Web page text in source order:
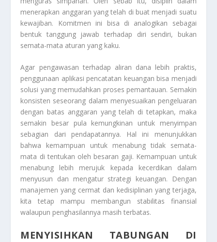
menerapkan anggaran yang telah di buat menjadi suatu
kewajiban. Komitmen ini bisa di analogikan sebagai
bentuk tanggung jawab terhadap diri sendiri, bukan
semata-mata aturan yang kaku.
Agar pengawasan terhadap aliran dana lebih praktis,
penggunaan aplikasi pencatatan keuangan bisa menjadi
solusi yang memudahkan proses pemantauan. Semakin
konsisten seseorang dalam menyesuaikan pengeluaran
dengan batas anggaran yang telah di tetapkan, maka
semakin besar pula kemungkinan untuk menyimpan
sebagian dari pendapatannya. Hal ini menunjukkan
bahwa kemampuan untuk menabung tidak semata-
mata di tentukan oleh besaran gaji. Kemampuan untuk
menabung lebih merujuk kepada kecerdikan dalam
menyusun dan mengatur strategi keuangan. Dengan
manajemen yang cermat dan kedisiplinan yang terjaga,
kita tetap mampu membangun stabilitas finansial
walaupun penghasilannya masih terbatas.
MENYISIHKAN TABUNGAN DI